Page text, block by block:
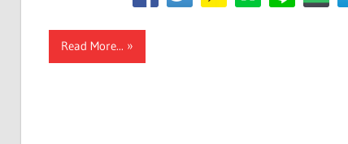
Read More...